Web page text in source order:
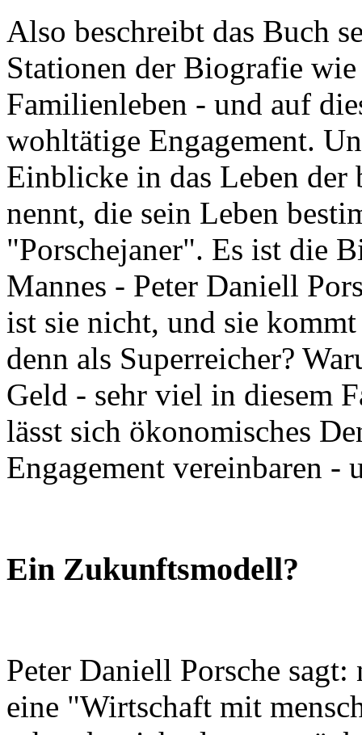
Also beschreibt das Buch
Stationen der Biografie
Familienleben - und auf
wohltätige Engagement.
Einblicke in das Leben der
nennt, die sein Leben
"Porschejaner". Es ist die
Mannes - Peter Daniell
ist sie nicht, und sie
denn als Superreicher?
Geld - sehr viel in diesem
lässt sich ökonomisches
Engagement vereinbaren -
Ein Zukunftsmodell?
Peter Daniell Porsche
eine "Wirtschaft mit